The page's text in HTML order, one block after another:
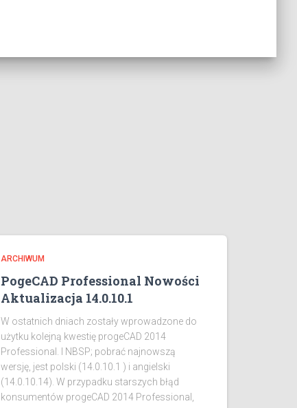
ARCHIWUM
PogeCAD Professional Nowości
Aktualizacja 14.0.10.1
W ostatnich dniach zostały wprowadzone do
użytku kolejną kwestię progeCAD 2014
Professional. I NBSP; pobrać najnowszą
wersję, jest polski (14.0.10.1 ) i angielski
(14.0.10.14). W przypadku starszych błąd
konsumentów progeCAD 2014 Professional,